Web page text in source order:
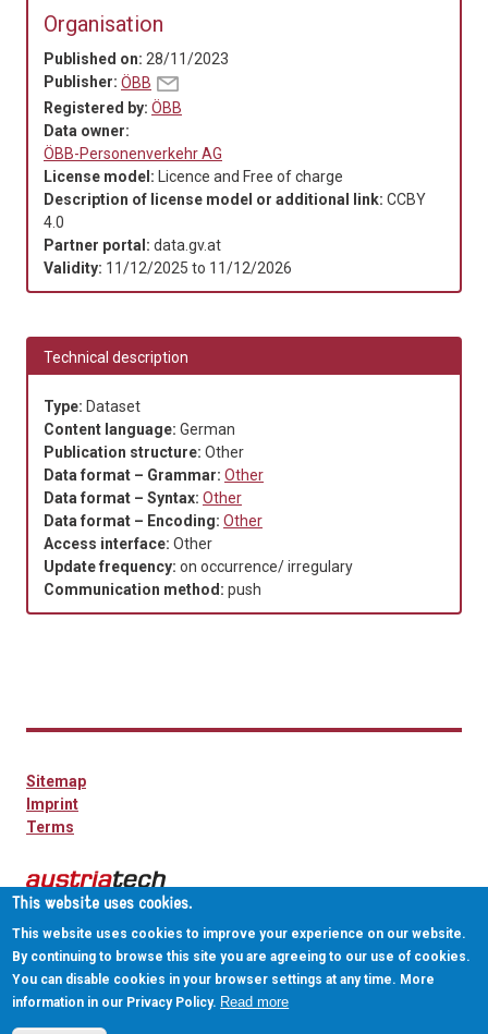
Organisation
Published on: 28/11/2023
Publisher: ÖBB
Registered by: ÖBB
Data owner:
ÖBB-Personenverkehr AG
License model: Licence and Free of charge
Description of license model or additional link: CCBY
4.0
Partner portal: data.gv.at
Validity: 11/12/2025 to 11/12/2026
Technical description
Type: Dataset
Content language: German
Publication structure: Other
Data format – Grammar: Other
Data format – Syntax: Other
Data format – Encoding: Other
Access interface: Other
Update frequency: on occurrence/ irregulary
Communication method: push
Sitemap
Imprint
Terms
This website uses cookies.
This website uses cookies to improve your experience on our website.
By continuing to browse this site you are agreeing to our use of cookies.
You can disable cookies in your browser settings at any time. More
information in our Privacy Policy. Read more